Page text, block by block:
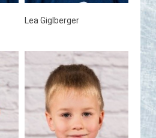
Lea Giglberger